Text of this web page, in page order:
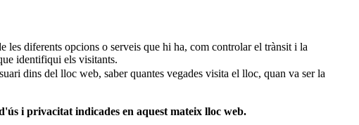
les diferents opcions o serveis que hi ha, com controlar el trànsit i la
identifiqui els visitants.
dins del lloc web, saber quantes vegades visita el lloc, quan va ser la
i privacitat indicades en aquest mateix lloc web.